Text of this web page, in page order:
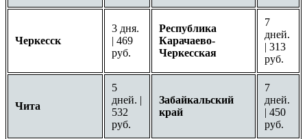
Черкесск
3 дня.
| 469
руб.
Республика
Карачаево-
Черкесская
7
дней.
| 313
руб.
Чита
5
дней. |
532
руб.
Забайкальский
край
7
дней.
| 450
руб.